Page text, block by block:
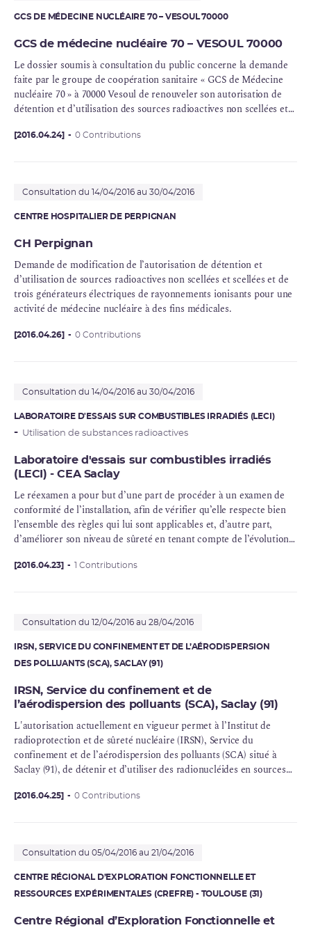
GCS DE MÉDECINE NUCLÉAIRE 70 – VESOUL 70000
GCS de médecine nucléaire 70 – VESOUL 70000
Le dossier soumis à consultation du public concerne la demande
faite par le groupe de coopération sanitaire « GCS de Médecine
nucléaire 70 » à 70000 Vesoul de renouveler son autorisation de
détention et d’utilisation des sources radioactives non scellées et
ionisants.
[2016.04.24] 0 Contributions
Consultation du 14/04/2016 au 30/04/2016
CENTRE HOSPITALIER DE PERPIGNAN
CH Perpignan
Demande de modification de l’autorisation de détention et
d’utilisation de sources radioactives non scellées et scellées et de
trois générateurs électriques de rayonnements ionisants pour une
activité de médecine nucléaire à des fins médicales.
[2016.04.26] 0 Contributions
Consultation du 14/04/2016 au 30/04/2016
LABORATOIRE D'ESSAIS SUR COMBUSTIBLES IRRADIÉS (LECI)
Utilisation de substances radioactives
Laboratoire d'essais sur combustibles irradiés
(LECI) - CEA Saclay
Le réexamen a pour but d’une part de procéder à un examen de
conformité de l’installation, afin de vérifier qu’elle respecte bien
l’ensemble des règles qui lui sont applicables et, d’autre part,
d’améliorer son niveau de sûreté en tenant compte de l’évolution
sûreté nucléaireet de radioprotection ainsi que du retour
[2016.04.23] 1 Contributions
Consultation du 12/04/2016 au 28/04/2016
IRSN, SERVICE DU CONFINEMENT ET DE L’AÉRODISPERSION
DES POLLUANTS (SCA), SACLAY (91)
IRSN, Service du confinement et de
l’aérodispersion des polluants (SCA), Saclay (91)
L'autorisation actuellement en vigueur permet à l’Institut de
radioprotection et de sûreté nucléaire (IRSN), Service du
confinementet de l’aérodispersion des polluants (SCA) situé à
Saclay (91), de détenir et d’utiliser des radionucléides en sources
exporter et céder des radionucléides en sources non scellées.
[2016.04.25] 0 Contributions
Consultation du 05/04/2016 au 21/04/2016
CENTRE RÉGIONAL D’EXPLORATION FONCTIONNELLE ET
RESSOURCES EXPÉRIMENTALES (CREFRE) - TOULOUSE (31)
Centre Régional d’Exploration Fonctionnelle et